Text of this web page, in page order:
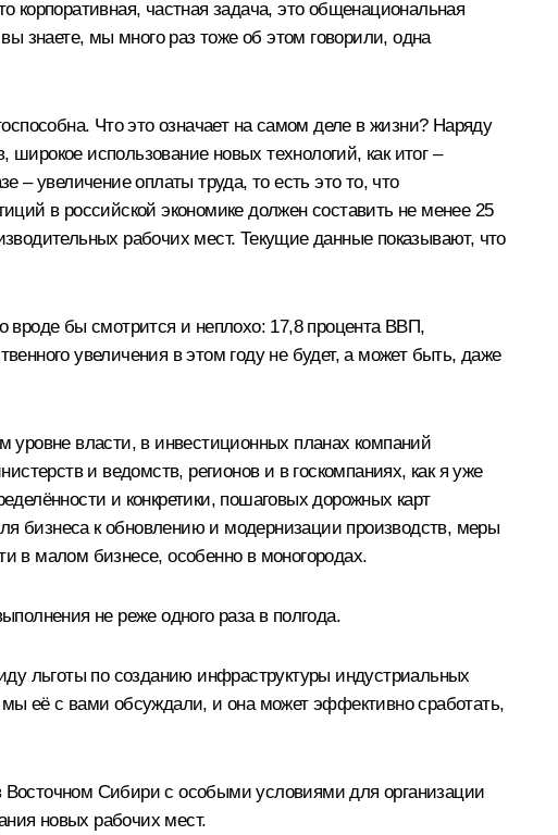
корпоративная, частная задача, это общенациональная
знаете, мы много раз тоже об этом говорили, одна
Что это означает на самом деле в жизни? Наряду
использование новых технологий, как итог –
– увеличение оплаты труда, то есть это то, что
в российской экономике должен составить не менее 25
рабочих мест. Текущие данные показывают, что
вроде бы смотрится и неплохо: 17,8 процента ВВП,
увеличения в этом году не будет, а может быть, даже
уровне власти, в инвестиционных планах компаний
и ведомств, регионов и в госкомпаниях, как я уже
и конкретики, пошаговых дорожных карт
бизнеса к обновлению и модернизации производств, меры
в малом бизнесе, особенно в моногородах.
не реже одного раза в полгода.
льготы по созданию инфраструктуры индустриальных
мы её с вами обсуждали, и она может эффективно сработать,
Восточном Сибири с особыми условиями для организации
новых рабочих мест.